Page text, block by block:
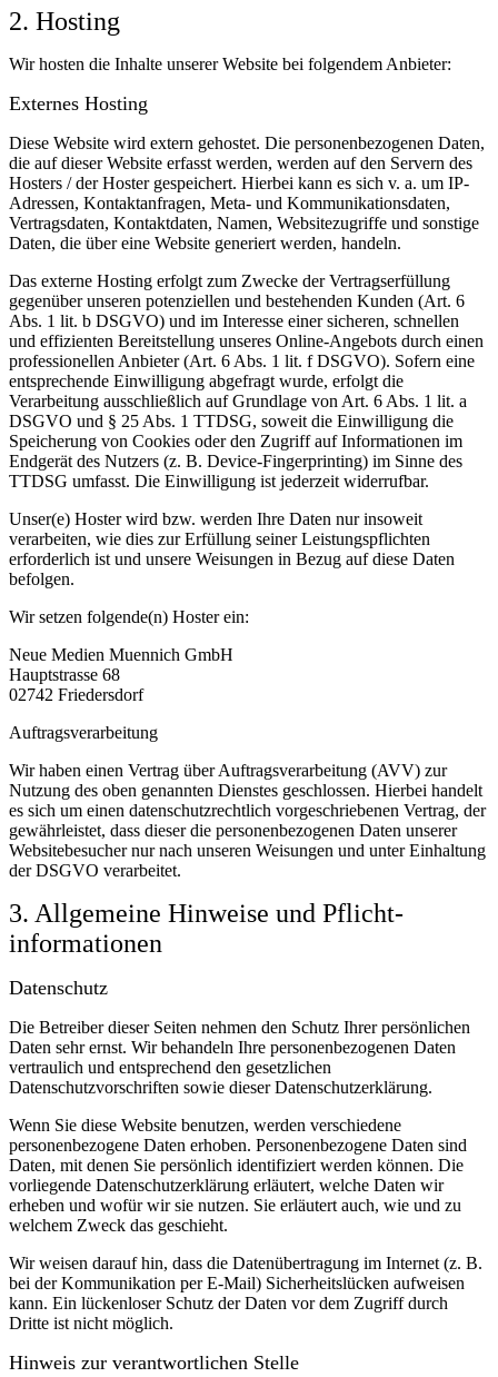
2. Hosting
Wir hosten die Inhalte unserer Website bei folgendem Anbieter:
Externes Hosting
Diese Website wird extern gehostet. Die personenbezogenen Daten,
die auf dieser Website erfasst werden, werden auf den Servern des
Hosters / der Hoster gespeichert. Hierbei kann es sich v. a. um IP-
Adressen, Kontaktanfragen, Meta- und Kommunikationsdaten,
Vertragsdaten, Kontaktdaten, Namen, Websitezugriffe und sonstige
Daten, die über eine Website generiert werden, handeln.
Das externe Hosting erfolgt zum Zwecke der Vertragserfüllung
gegenüber unseren potenziellen und bestehenden Kunden (Art. 6
Abs. 1 lit. b DSGVO) und im Interesse einer sicheren, schnellen
und effizienten Bereitstellung unseres Online-Angebots durch einen
professionellen Anbieter (Art. 6 Abs. 1 lit. f DSGVO). Sofern eine
entsprechende Einwilligung abgefragt wurde, erfolgt die
Verarbeitung ausschließlich auf Grundlage von Art. 6 Abs. 1 lit. a
DSGVO und § 25 Abs. 1 TTDSG, soweit die Einwilligung die
Speicherung von Cookies oder den Zugriff auf Informationen im
Endgerät des Nutzers (z. B. Device-Fingerprinting) im Sinne des
TTDSG umfasst. Die Einwilligung ist jederzeit widerrufbar.
Unser(e) Hoster wird bzw. werden Ihre Daten nur insoweit
verarbeiten, wie dies zur Erfüllung seiner Leistungspflichten
erforderlich ist und unsere Weisungen in Bezug auf diese Daten
befolgen.
Wir setzen folgende(n) Hoster ein:
Neue Medien Muennich GmbH
Hauptstrasse 68
02742 Friedersdorf
Auftragsverarbeitung
Wir haben einen Vertrag über Auftragsverarbeitung (AVV) zur
Nutzung des oben genannten Dienstes geschlossen. Hierbei handelt
es sich um einen datenschutzrechtlich vorgeschriebenen Vertrag, der
gewährleistet, dass dieser die personenbezogenen Daten unserer
Websitebesucher nur nach unseren Weisungen und unter Einhaltung
der DSGVO verarbeitet.
3. Allgemeine Hinweise und Pflicht­
informationen
Datenschutz
Die Betreiber dieser Seiten nehmen den Schutz Ihrer persönlichen
Daten sehr ernst. Wir behandeln Ihre personenbezogenen Daten
vertraulich und entsprechend den gesetzlichen
Datenschutzvorschriften sowie dieser Datenschutzerklärung.
Wenn Sie diese Website benutzen, werden verschiedene
personenbezogene Daten erhoben. Personenbezogene Daten sind
Daten, mit denen Sie persönlich identifiziert werden können. Die
vorliegende Datenschutzerklärung erläutert, welche Daten wir
erheben und wofür wir sie nutzen. Sie erläutert auch, wie und zu
welchem Zweck das geschieht.
Wir weisen darauf hin, dass die Datenübertragung im Internet (z. B.
bei der Kommunikation per E-Mail) Sicherheitslücken aufweisen
kann. Ein lückenloser Schutz der Daten vor dem Zugriff durch
Dritte ist nicht möglich.
Hinweis zur verantwortlichen Stelle